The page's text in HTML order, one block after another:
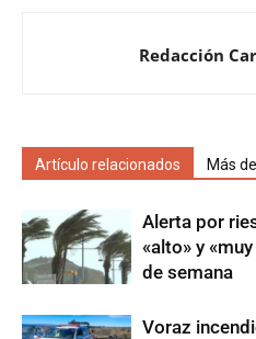
Redacción
Artículo relacionados Más
Alerta por
«alto» y
de semana
Voraz